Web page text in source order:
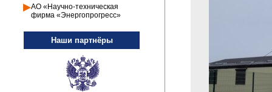
АО «Научно-техническая
фирма «Энергопрогресс»
Наши партнёры